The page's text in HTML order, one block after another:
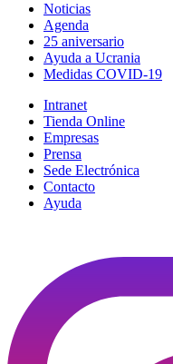
Noticias
Agenda
25 aniversario
Ayuda a Ucrania
Medidas COVID-19
Intranet
Tienda Online
Empresas
Prensa
Sede Electrónica
Contacto
Ayuda